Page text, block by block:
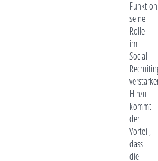
Funktion
seine
Rolle
im
Social
Hinzu
kommt
der
Vorteil,
dass
die